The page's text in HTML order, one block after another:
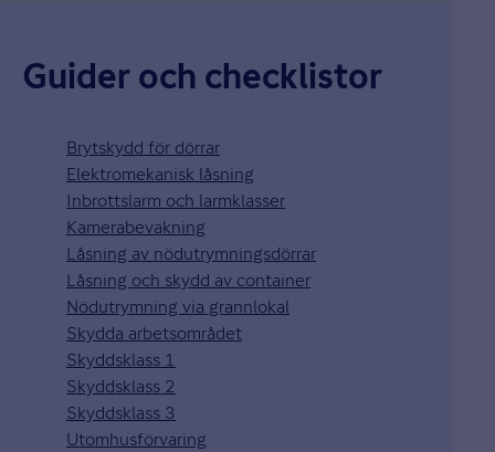
Guider och checklistor
Brytskydd för dörrar
Elektromekanisk låsning
Inbrottslarm och larmklasser
Kamerabevakning
Låsning av nödutrymningsdörrar
Låsning och skydd av container
Nödutrymning via grannlokal
Skydda arbetsområdet
Skyddsklass 1
Skyddsklass 2
Skyddsklass 3
Utomhusförvaring